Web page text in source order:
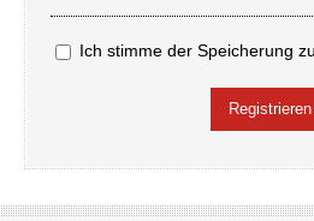
Ich stimme der Speicherung